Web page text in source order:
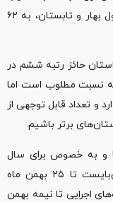
بوده ضمن آنکه این پیشرفت از ۱۴ درصد فصول بهار و تابستان، به ۶۲
استان حائز رتبه ششم در
نسبت مطلوب است اما
و تعداد قابل توجهی از
برتر باشیم.
و به خصوص برای سال
آینده، از آنجایی که فرصت محدود است می‌بایست تا ۲۵ بهمن ماه
اجرایی تا نیمه بهمن